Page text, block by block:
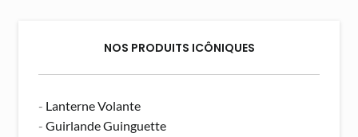
NOS PRODUITS ICÔNIQUES
- Lanterne Volante
-Guirlande Guinguette